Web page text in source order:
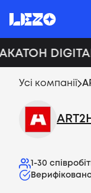
Усі компанії
1-30